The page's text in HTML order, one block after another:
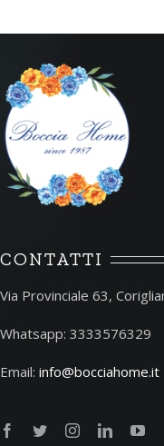
CONTATTI
Via Provinciale 63,
Whatsapp: 3333576329
Email: info@bocciahome.it